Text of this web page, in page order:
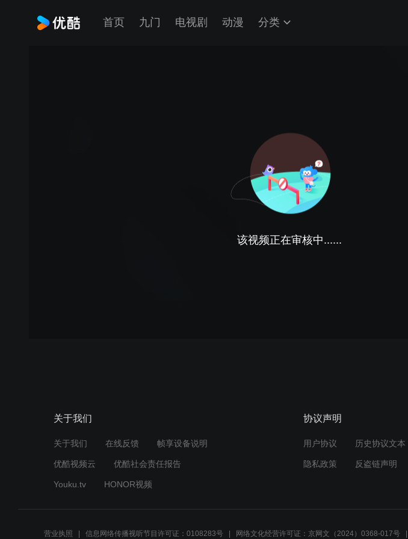
首页 九门 电视剧 动漫 分类
该视频正在审核中......
关于我们
关于我们 在线反馈 帧享设备说明
优酷视频云 优酷社会责任报告
Youku.tv HONOR视频
协议声明
用户协议 历史协议文本
隐私政策 反盗链声明
营业执照 信息网络传播视听节目许可证：0108283号 网络文化经营许可证：京网文（2024）0368-017号